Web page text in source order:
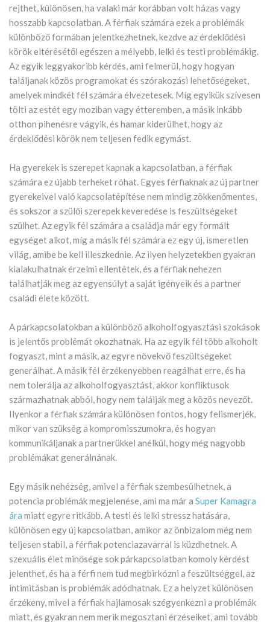
rejthet, különösen, ha valaki már korábban volt házas vagy
hosszabb kapcsolatban. A férfiak számára ezek a problémák
különböző formában jelentkezhetnek, kezdve az érdeklődési
körök eltérésétől egészen a mélyebb, lelki és testi problémákig.
Az egyik leggyakoribb kérdés, ami felmerül, hogy hogyan
találjanak közös programokat és szórakozási lehetőségeket,
amelyek mindkét fél számára élvezetesek. Míg egyikük szívesen
tölti az estét egy moziban vagy étteremben, a másik inkább
otthon pihenésre vágyik, és hamar kiderülhet, hogy az
érdeklődési körök nem teljesen fedik egymást.
Ha gyerekek is szerepet kapnak a kapcsolatban, a férfiak
számára ez újabb terheket róhat. Egyes férfiaknak az új partner
gyerekeivel való kapcsolatépítése nem mindig zökkenőmentes,
és sokszor a szülői szerepek keveredése is feszültségeket
szülhet. Az egyik fél számára a családja már egy formált
egységet alkot, míg a másik fél számára ez egy új, ismeretlen
világ, amibe be kell illeszkednie. Az ilyen helyzetekben gyakran
kialakulhatnak érzelmi ellentétek, és a férfiak nehezen
találhatják meg az egyensúlyt a saját igényeik és a partner
családi élete között.
A párkapcsolatokban a különböző alkoholfogyasztási szokások
is jelentős problémát okozhatnak. Ha az egyik fél több alkoholt
fogyaszt, mint a másik, az egyre növekvő feszültségeket
generálhat. A másik fél érzékenyebben reagálhat erre, és ha
nem tolerálja az alkoholfogyasztást, akkor konfliktusok
származhatnak abból, hogy nem találják meg a közös nevezőt.
Ilyenkor a férfiak számára különösen fontos, hogy felismerjék,
mikor van szükség a kompromisszumokra, és hogyan
kommunikáljanak a partnerükkel anélkül, hogy még nagyobb
problémákat generálnának.
Egy másik nehézség, amivel a férfiak szembesülhetnek, a
potencia problémák megjelenése, ami ma már a Super Kamagra
ára miatt egyre ritkább. A testi és lelki stressz hatására,
különösen egy új kapcsolatban, amikor az önbizalom még nem
teljesen stabil, a férfiak potenciazavarral is küzdhetnek. A
szexuális élet minősége sok párkapcsolatban komoly kérdést
jelenthet, és ha a férfi nem tud megbirkózni a feszültséggel, az
intimitásban is problémák adódhatnak. Ez a helyzet különösen
érzékeny, mivel a férfiak hajlamosak szégyenkezni a problémák
miatt, és gyakran nem merik megosztani érzéseiket, ami tovább